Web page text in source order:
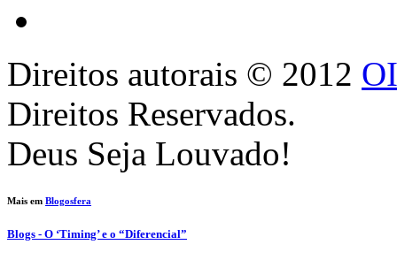
Direitos autorais © 2012
Direitos Reservados.
Deus Seja Louvado!
Mais em Blogosfera
Blogs - O ‘Timing’ e o “Diferencial”